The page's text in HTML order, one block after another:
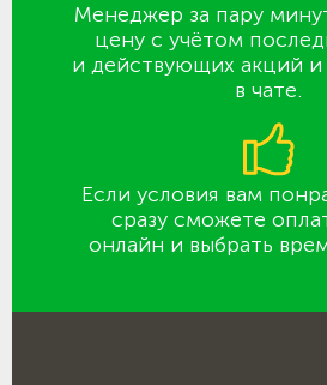
Менеджер за пару
цену с учётом
и действующих акций
в чате.
Если условия вам
сразу сможете
онлайн и выбрать